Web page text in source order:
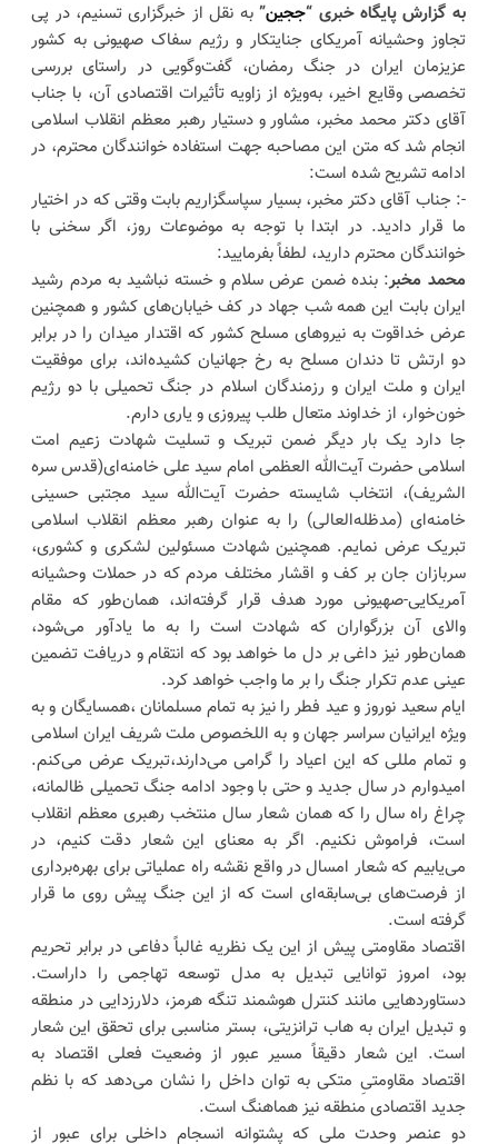
به گزارش پایگاه خبری “ججین”به نقل از خبرگزاری تسنیم، در پی
تجاوز وحشیانه آمریکای جنایتکار و رژیم سفاک صهیونی به کشور
عزیزمان ایران در جنگ رمضان، گفت‌وگویی در راستای بررسی
تخصصی وقایع اخیر، به‌ویژه از زاویه تأثیرات اقتصادی آن، با جناب
آقای دکتر محمد مخبر، مشاور و دستیار رهبر معظم انقلاب اسلامی
انجام شد که متن این مصاحبه جهت استفاده خوانندگان محترم، در
ادامه تشریح شده است:
-: جناب آقای دکتر مخبر، بسیار سپاسگزاریم بابت وقتی که در اختیار
ما قرار دادید. در ابتدا با توجه به موضوعات روز، اگر سخنی با
خوانندگان محترم دارید، لطفاً بفرمایید:
محمد مخبر: بنده ضمن عرض سلام و خسته نباشید به مردم رشید
ایران بابت این همه شب جهاد در کف خیابان‌های کشور و همچنین
عرض خداقوت به نیروهای مسلح کشور که اقتدار میدان را در برابر
دو ارتش تا دندان مسلح به رخ جهانیان کشیده‌اند، برای موفقیت
ایران و ملت ایران و رزمندگان اسلام در جنگ تحمیلی با دو رژیم
خون‌خوار، از خداوند متعال طلب پیروزی و یاری دارم.
جا دارد یک بار دیگر ضمن تبریک و تسلیت شهادت زعیم امت
اسلامی حضرت آیت‌الله العظمی امام سید علی خامنه‌ای(قدس سره
الشریف)، انتخاب شایسته حضرت آیت‌الله سید مجتبی حسینی
خامنه‌ای (مدظله‌العالی) را به عنوان رهبر معظم انقلاب اسلامی
تبریک عرض نمایم. همچنین شهادت مسئولین لشکری و کشوری،
سربازان جان بر کف و اقشار مختلف مردم که در حملات وحشیانه
آمریکایی-صهیونی مورد هدف قرار گرفته‌اند، همان‌طور که مقام
والای آن بزرگواران که شهادت است را به ما یادآور می‌شود،
همان‌طور نیز داغی بر دل ما خواهد بود که انتقام و دریافت تضمین
عینی عدم تکرار جنگ را بر ما واجب خواهد کرد.
ایام سعید نوروز و عید فطر را نیز به تمام مسلمانان ،همسایگان و به
ویژه ایرانیان سراسر جهان و به اللخصوص ملت شریف ایران اسلامی
و تمام مللی که این اعیاد را گرامی می‌دارند،تبریک عرض می‌کنم.
امیدوارم در سال جدید و حتی با وجود ادامه جنگ تحمیلی ظالمانه،
چراغ راه سال را که همان شعار سال منتخب رهبری معظم انقلاب
است، فراموش نکنیم. اگر به معنای این شعار دقت کنیم، در
می‌یابیم که شعار امسال در واقع نقشه راه عملیاتی برای بهره‌برداری
از فرصت‌های بی‌سابقه‌ای است که از این جنگ پیش روی ما قرار
گرفته است.
اقتصاد مقاومتی پیش از این یک نظریه غالباً دفاعی در برابر تحریم
بود، امروز توانایی تبدیل به مدل توسعه تهاجمی را داراست.
دستاوردهایی مانند کنترل هوشمند تنگه هرمز، دلارزدایی در منطقه
و تبدیل ایران به هاب ترانزیتی، بستر مناسبی برای تحقق این شعار
است. این شعار دقیقاً مسیر عبور از وضعیت فعلی اقتصاد به
اقتصاد مقاومتیِ متکی به توان داخل را نشان می‌دهد که با نظم
جدید اقتصادی منطقه نیز هماهنگ است.
دو عنصر وحدت ملی که پشتوانه انسجام داخلی برای عبور از